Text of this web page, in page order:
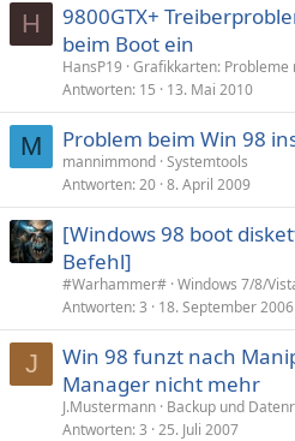
H
9800GTX+
beim Boot ein
HansP19 Grafikkarten: Probleme
Antworten 15 13. Mai 2010
M Problem beim Win 98
mannimmond Systemtools
Antworten 20 8. April 2009
[Windows 98 boot
Befehl]
#Warhammer# Windows 7/8/
Antworten 3 18. September 2006
J
Win 98 funzt nach
Manager nicht mehr
J.Mustermann Backup und
Antworten 3 25. Juli 2007